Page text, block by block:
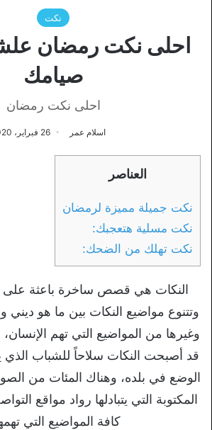
نكت
احلى نكت رمضان
صيامك
احلى نكت رمضان
اسلام عمر 26 فبراير، 2020
العناصر
نكت جميلة مميزة لرمضان
نكت مسلية هتعجبك:
نكت تهلك من الضحك:
النكات هي قصص ساخرة باعثة على
وتتنوع مواضيع النكات بين ما هو
وغيرها من المواضيع التي تهم
قد أصبحت النكات سلاحاً للشباب الذي
الوضع في بلده، وهناك المئات من
المكتوبة التي يتبادلها رواد مواقع
كافة المواضيع التي